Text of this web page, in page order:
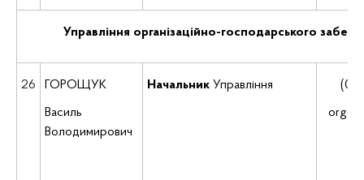
Управління організаційно-господарського
26 ГОРОЩУК
Василь
Володимирович
Начальник Управління